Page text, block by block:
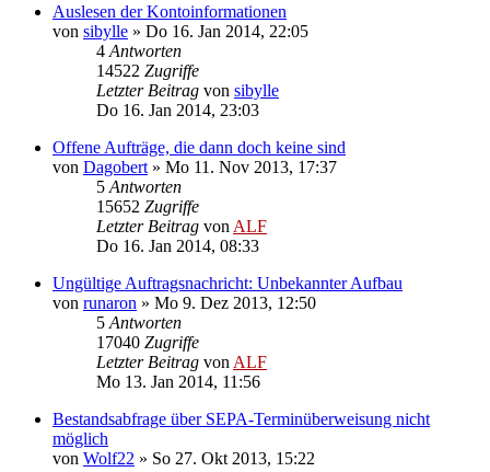
Auslesen der Kontoinformationen
von sibylle » Do 16. Jan 2014, 22:05
4 Antworten
14522 Zugriffe
Letzter Beitrag von sibylle
Do 16. Jan 2014, 23:03
Offene Aufträge, die dann doch keine sind
von Dagobert » Mo 11. Nov 2013, 17:37
5 Antworten
15652 Zugriffe
Letzter Beitrag von ALF
Do 16. Jan 2014, 08:33
Ungültige Auftragsnachricht: Unbekannter Aufbau
von runaron » Mo 9. Dez 2013, 12:50
5 Antworten
17040 Zugriffe
Letzter Beitrag von ALF
Mo 13. Jan 2014, 11:56
Bestandsabfrage über SEPA-Terminüberweisung nicht
möglich
von Wolf22 » So 27. Okt 2013, 15:22